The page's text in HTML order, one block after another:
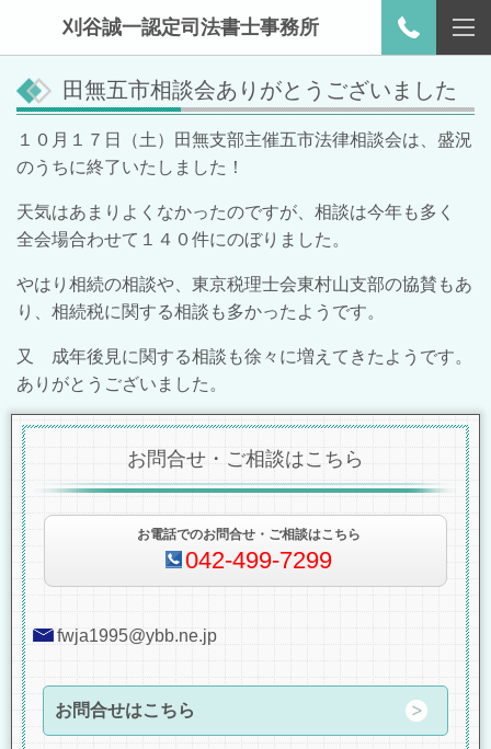
刈谷誠一認定司法書士事務所
田無五市相談会ありがとうございました
１０月１７日（土）田無支部主催五市法律相談会は、盛況
のうちに終了いたしました！
天気はあまりよくなかったのですが、相談は今年も多く
全会場合わせて１４０件にのぼりました。
やはり相続の相談や、東京税理士会東村山支部の協賛もあ
り、相続税に関する相談も多かったようです。
又 成年後見に関する相談 も徐々に増えてきたようです。
ありがとうございました。
お問合せ・ご相談はこちら
お電話でのお問合せ・ご相談はこちら
042-499-7299
fwja1995@ybb.ne.jp
お問合せはこちら